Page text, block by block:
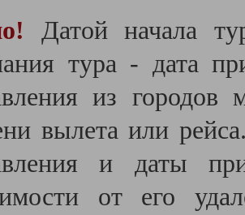
Датой начала
тура - дата
из городов
вылета или
и даты
от его